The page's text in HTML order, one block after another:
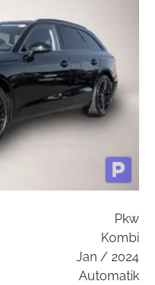
Pkw
Kombi
Jan / 2024
Automatik